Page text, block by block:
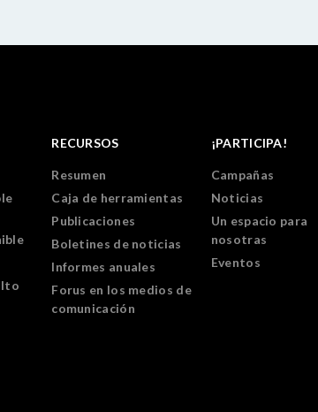
RECURSOS
Resumen
Caja de herramientas
Publicaciones
Boletines de noticias
Informes anuales
Forus en los medios de
comunicación
¡PARTICIPA!
Campañas
Noticias
Un espacio para
nosotras
Eventos